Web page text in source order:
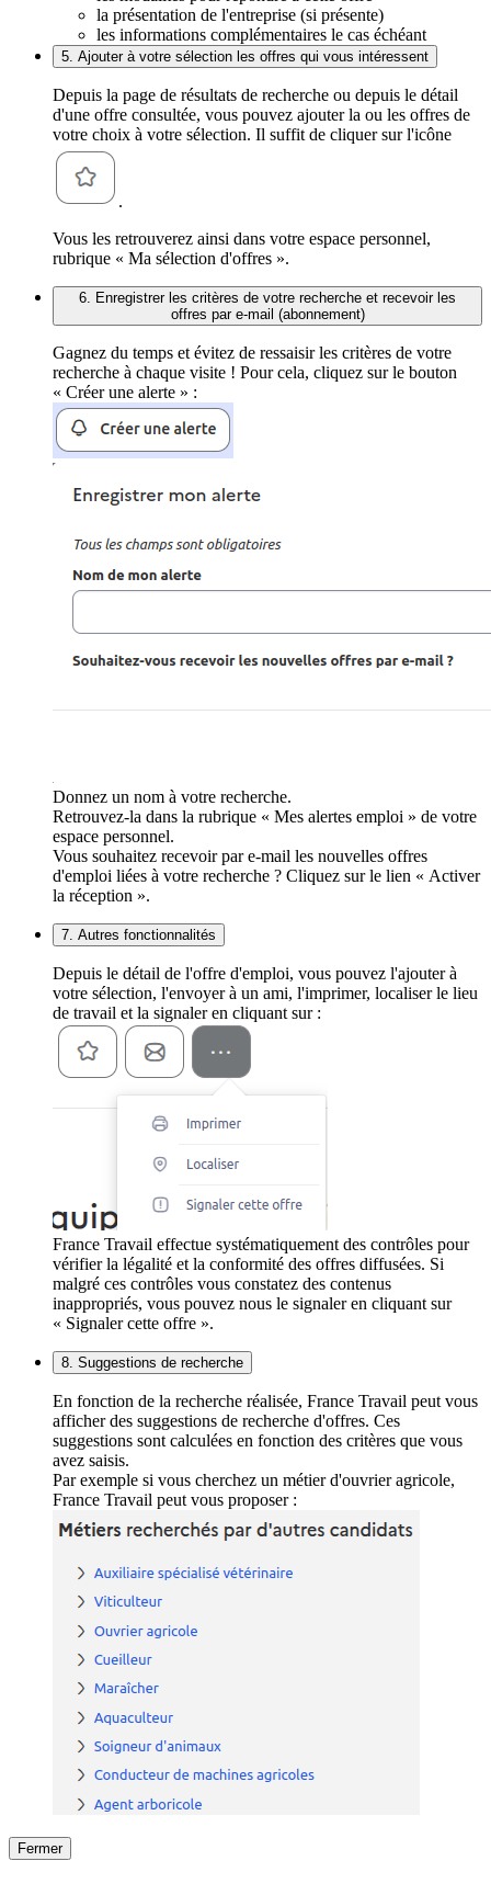
la présentation de l'entreprise (si présente)
les informations complémentaires le cas échéant
5. Ajouter à votre sélection les offres qui vous intéressent
Depuis la page de résultats de recherche ou depuis le détail
d'une offre consultée, vous pouvez ajouter la ou les offres de
votre choix à votre sélection. Il suffit de cliquer sur l'icône
.
Vous les retrouverez ainsi dans votre espace personnel,
rubrique « Ma sélection d'offres ».
6. Enregistrer les critères de votre recherche et recevoir les
offres par e-mail (abonnement)
Gagnez du temps et évitez de ressaisir les critères de votre
recherche à chaque visite ! Pour cela, cliquez sur le bouton
« Créer une alerte » :
Donnez un nom à votre recherche.
Retrouvez-la dans la rubrique « Mes alertes emploi » de votre
espace personnel.
Vous souhaitez recevoir par e-mail les nouvelles offres
d'emploi liées à votre recherche ? Cliquez sur le lien « Activer
la réception ».
7. Autres fonctionnalités
Depuis le détail de l'offre d'emploi, vous pouvez l'ajouter à
votre sélection, l'envoyer à un ami, l'imprimer, localiser le lieu
de travail et la signaler en cliquant sur :
France Travail effectue systématiquement des contrôles pour
vérifier la légalité et la conformité des offres diffusées. Si
malgré ces contrôles vous constatez des contenus
inappropriés, vous pouvez nous le signaler en cliquant sur
« Signaler cette offre ».
8. Suggestions de recherche
En fonction de la recherche réalisée, France Travail peut vous
afficher des suggestions de recherche d'offres. Ces
suggestions sont calculées en fonction des critères que vous
avez saisis.
Par exemple si vous cherchez un métier d'ouvrier agricole,
France Travail peut vous proposer :
Fermer